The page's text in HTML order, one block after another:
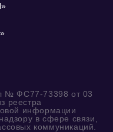
№ ФС77-73398 от 03
реестра
информации
в сфере связи,
коммуникаций.